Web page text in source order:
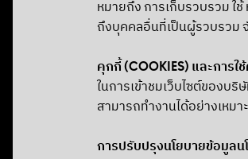
หมายถึง การเก็บรวบรวม ใ
ถึงบุคคลอื่นที่เป็นผู้รวบรวม
คุกกี้ (COOKIES) และการใ
ในการเข้าชมเว็บไซต์ของบ
สามารถทำงานได้อย่างเหม
การปรับปรุงนโยบายข้อมูล